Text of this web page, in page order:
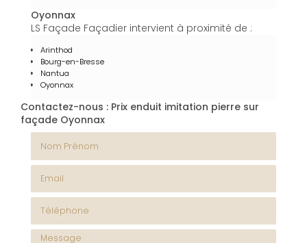
Oyonnax
LS Façade Façadier intervient à proximité de :
Arinthod
Bourg-en-Bresse
Nantua
Oyonnax
Contactez-nous : Prix enduit imitation pierre sur
façade Oyonnax
Email
Téléphone
Message